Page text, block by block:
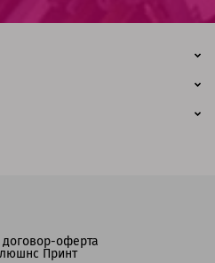
оферта
Принт